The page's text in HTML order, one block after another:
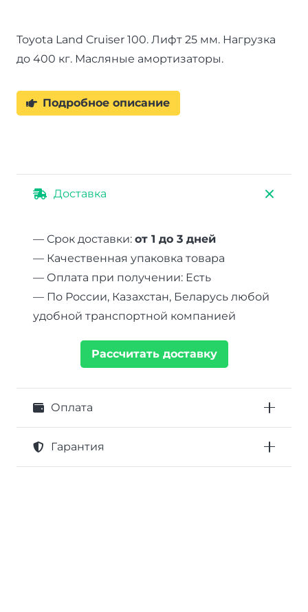
до
400
лифт
Toyota Land Cruiser 100. Лифт 25 мм. Нагрузка
до 400 кг. Масляные амортизаторы.
Подробное описание
Доставка
— Срок доставки: от 1 до 3 дней
— Качественная упаковка товара
— Оплата при получении: Есть
— По России, Казахстан, Беларусь любой
удобной транспортной компанией
Рассчитать доставку
Оплата
Гарантия